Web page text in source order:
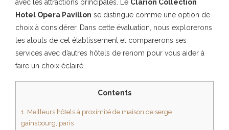
avec les attractions principales. Le Clarion Collection
Hotel Opera Pavillon se distingue comme une option de
choix à considérer. Dans cette évaluation, nous explorerons
les atouts de cet établissement et comparerons ses
services avec d’autres hôtels de renom pour vous aider à
faire un choix éclairé.
Contents
1. Meilleurs hôtels à proximité de maison de serge
gainsbourg, paris